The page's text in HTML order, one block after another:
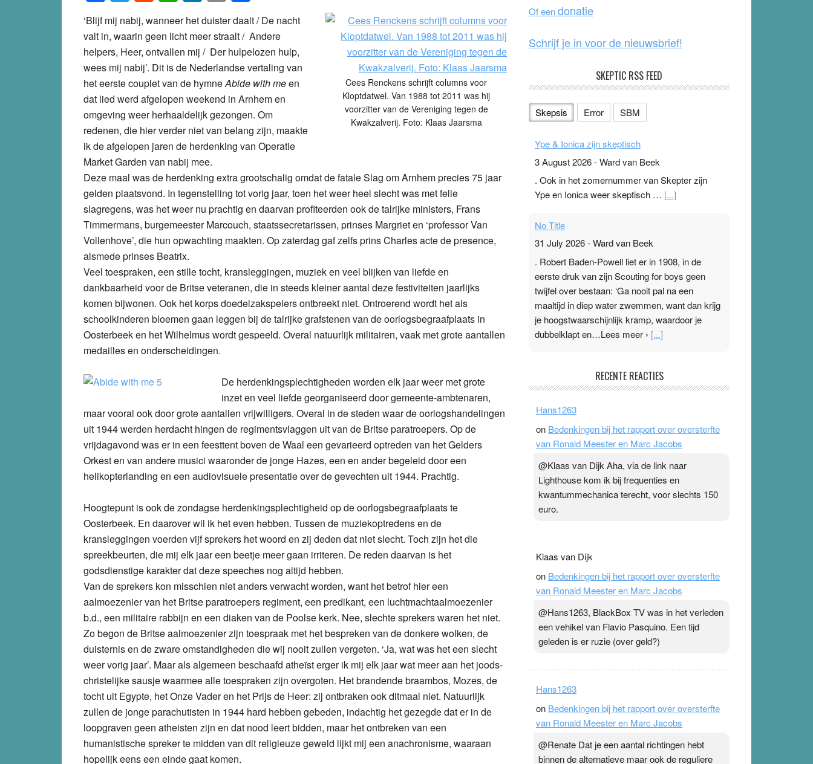
Cees Renckens schrijft columns voor
Kloptdatwel. Van 1988 tot 2011 was hij
voorzitter van de Vereniging tegen de
Kwakzalverij. Foto: Klaas Jaarsma
‘Blijf mij nabij, wanneer het duister daalt / De nacht
valt in, waarin geen licht meer straalt / Andere
helpers, Heer, ontvallen mij / Der hulpelozen hulp,
wees mij nabij’. Dit is de Nederlandse vertaling van
het eerste couplet van de hymneAbide with meen
dat lied werd afgelopen weekend in Arnhem en
omgeving weer herhaaldelijk gezongen. Om
redenen, die hier verder niet van belang zijn, maakte
ik de afgelopen jaren de herdenking van Operatie
Market Garden van nabij mee.
Deze maal was de herdenking extra grootschalig omdat de fatale Slag om Arnhem precies 75 jaar
gelden plaatsvond. In tegenstelling tot vorig jaar, toen het weer heel slecht was met felle
slagregens, was het weer nu prachtig en daarvan profiteerden ook de talrijke ministers, Frans
Timmermans, burgemeester Marcouch, staatssecretarissen, prinses Margriet en ‘professor Van
Vollenhove’, die hun opwachting maakten. Op zaterdag gaf zelfs prins Charles acte de presence,
alsmede prinses Beatrix.
Veel toespraken, een stille tocht, kransleggingen, muziek en veel blijken van liefde en
dankbaarheid voor de Britse veteranen, die in steeds kleiner aantal deze festiviteiten jaarlijks
komen bijwonen. Ook het korps doedelzakspelers ontbreekt niet. Ontroerend wordt het als
schoolkinderen bloemen gaan leggen bij de talrijke grafstenen van de oorlogsbegraafplaats in
Oosterbeek en het Wilhelmus wordt gespeeld. Overal natuurlijk militairen, vaak met grote aantallen
medailles en onderscheidingen.
De herdenkingsplechtigheden worden elk jaar weer met grote
inzet en veel liefde georganiseerd door gemeente-ambtenaren,
maar vooral ook door grote aantallen vrijwilligers. Overal in de steden waar de oorlogshandelingen
uit 1944 werden herdacht hingen de regimentsvlaggen uit van de Britse paratroepers. Op de
vrijdagavond was er in een feesttent boven de Waal een gevarieerd optreden van het Gelders
Orkest en van andere musici waaronder de jonge Hazes, een en ander begeleid door een
helikopterlanding en een audiovisuele presentatie over de gevechten uit 1944. Prachtig.
Hoogtepunt is ook de zondagse herdenkingsplechtigheid op de oorlogsbegraafplaats te
Oosterbeek. En daarover wil ik het even hebben. Tussen de muziekoptredens en de
kransleggingen voerden vijf sprekers het woord en zij deden dat niet slecht. Toch zijn het die
spreekbeurten, die mij elk jaar een beetje meer gaan irriteren. De reden daarvan is het
godsdienstige karakter dat deze speeches nog altijd hebben.
Van de sprekers kon misschien niet anders verwacht worden, want het betrof hier een
aalmoezenier van het Britse paratroepers regiment, een predikant, een luchtmachtaalmoezenier
b.d., een militaire rabbijn en een diaken van de Poolse kerk. Nee, slechte sprekers waren het niet.
Zo begon de Britse aalmoezenier zijn toespraak met het bespreken van de donkere wolken, de
duisternis en de zware omstandigheden die wij nooit zullen vergeten. ‘Ja, wat was het een slecht
weer vorig jaar’. Maar als algemeen beschaafd atheïst erger ik mij elk jaar wat meer aan het joods-
christelijke sausje waarmee alle toespraken zijn overgoten. Het brandende braambos, Mozes, de
tocht uit Egypte, het Onze Vader en het Prijs de Heer: zij ontbraken ook ditmaal niet. Natuurlijk
zullen de jonge parachutisten in 1944 hard hebben gebeden, indachtig het gezegde dat er in de
loopgraven geen atheisten zijn en dat nood leert bidden, maar het ontbreken van een
humanistische spreker te midden van dit religieuze geweld lijkt mij een anachronisme, waaraan
hopelijk eens een einde gaat komen.
k
Of eendonatie
Schrijf je in voor de nieuwsbrief!
SKEPTIC RSS FEED
Skepsis Error SBM
Ype & Ionica zijn skeptisch
3 August 2026-Ward van Beek
. Ook in het zomernummer van Skepter zijn
Ype en Ionica weer skeptisch … [...]
No Title
31 July 2026-Ward van Beek
. Robert Baden-Powell liet er in 1908, in de
eerste druk van zijn Scouting for boys geen
twijfel over bestaan: ‘Ga nooit pal na een
maaltijd in diep water zwemmen, want dan krijg
je hoogstwaarschijnlijk kramp, waardoor je
dubbelklapt en…Lees meer › [...]
Ward van Beek
topsporters. Ze hopen ermee hun hartslag te
verlagen terwijl ze meer zuurstof opnemen.
Daarop heeft zo’n pleister geen effect. Maar het
zijn. Door…Lees meer Pleisterplakkers in de
topspsort ›[...]
RECENTE REACTIES
Hans1263
on Bedenkingen bij het rapport over oversterfte
van Ronald Meester en Marc Jacobs
@Klaas van Dijk Aha, via de link naar
Lighthouse kom ik bij frequenties en
kwantummechanica terecht, voor slechts 150
euro.
Klaas van Dijk
on Bedenkingen bij het rapport over oversterfte
van Ronald Meester en Marc Jacobs
@Hans1263, BlackBox TV was in het verleden
een vehikel van Flavio Pasquino. Een tijd
geleden is er ruzie (over geld?)
Hans1263
on Bedenkingen bij het rapport over oversterfte
van Ronald Meester en Marc Jacobs
@Renate Dat je een aantal richtingen hebt
binnen de alternatieve maar ook de reguliere